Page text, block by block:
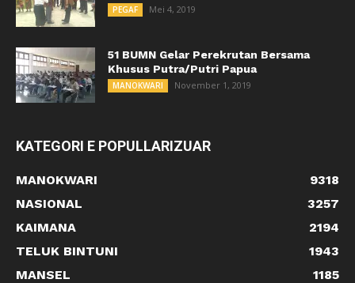
PEGAF Mei 4, 2019
51 BUMN Gelar Perekrutan Bersama
Khusus Putra/Putri Papua
MANOKWARI November 1, 2019
KATEGORI E POPULLARIZUAR
MANOKWARI
9318
NASIONAL
3257
KAIMANA
2194
TELUK BINTUNI
1943
MANSEL
1185